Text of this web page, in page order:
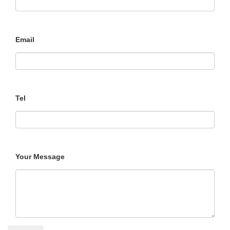
Email
Tel
Your Message